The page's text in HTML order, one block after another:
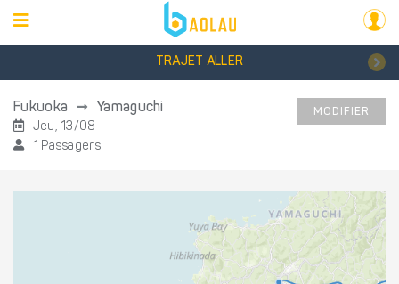
TRAJET ALLER
Fukuoka Yamaguchi
Jeu, 13/08
1 Passagers
MODIFIER